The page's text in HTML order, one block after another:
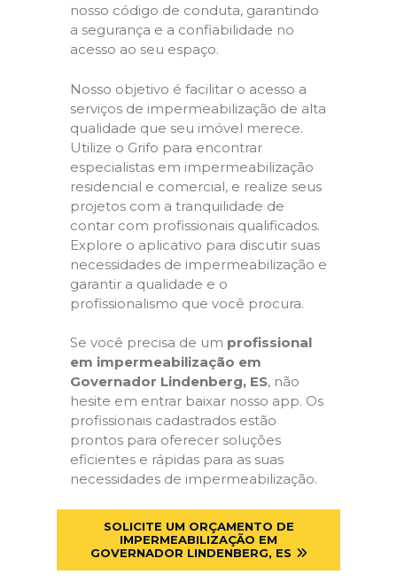
nosso código de conduta, garantindo
a segurança e a confiabilidade no
acesso ao seu espaço.
Nosso objetivo é facilitar o acesso a
serviços de impermeabilização de alta
qualidade que seu imóvel merece.
Utilize o Grifo para encontrar
especialistas em impermeabilização
residencial e comercial, e realize seus
projetos com a tranquilidade de
contar com profissionais qualificados.
Explore o aplicativo para discutir suas
necessidades de impermeabilização e
garantir a qualidade e o
profissionalismo que você procura.
Se você precisa de um profissional
em impermeabilização em
Governador Lindenberg, ES, não
hesite em entrar baixar nosso app. Os
profissionais cadastrados estão
prontos para oferecer soluções
eficientes e rápidas para as suas
necessidades de impermeabilização.
SOLICITE UM ORÇAMENTO DE
IMPERMEABILIZAÇÃO EM
GOVERNADOR LINDENBERG, ES